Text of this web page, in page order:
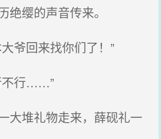
缨的声音传来。
爷回来找你们了！”
不行……”
大堆礼物走来，薛砚礼一